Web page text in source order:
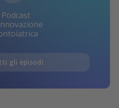
Podcast
gli episodi